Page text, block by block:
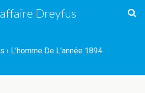
Dreyfus
› L’homme De L’année 1894